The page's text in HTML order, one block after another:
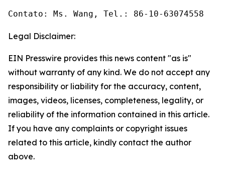
Contato: Ms. Wang, Tel.: 86-10-63074558
Legal Disclaimer:
EIN Presswire provides this news content "as is"
without warranty of any kind. We do not accept any
responsibility or liability for the accuracy, content,
images, videos, licenses, completeness, legality, or
reliability of the information contained in this article.
If you have any complaints or copyright issues
related to this article, kindly contact the author
above.